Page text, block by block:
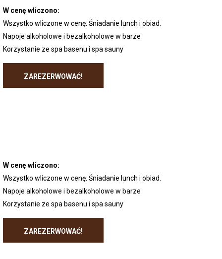
W cenę wliczono:
Wszystko wliczone w cenę. Śniadanie lunch i obiad.
Napoje alkoholowe i bezalkoholowe w barze
Korzystanie ze spa basenu i spa sauny
ZAREZERWOWAĆ!
W cenę wliczono:
Wszystko wliczone w cenę. Śniadanie lunch i obiad.
Napoje alkoholowe i bezalkoholowe w barze
Korzystanie ze spa basenu i spa sauny
ZAREZERWOWAĆ!